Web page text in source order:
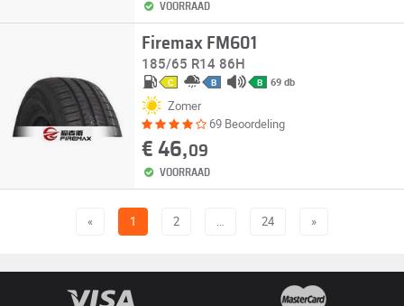
VOORRAAD
Firemax FM601
185/65 R14 86H
C B B 69 db
Zomer
69 Beoordeling
€ 46,09
VOORRAAD
« 1 2 … 24 »